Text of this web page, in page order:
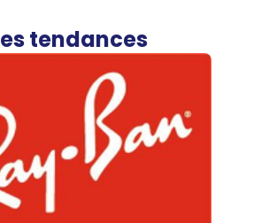
tendances